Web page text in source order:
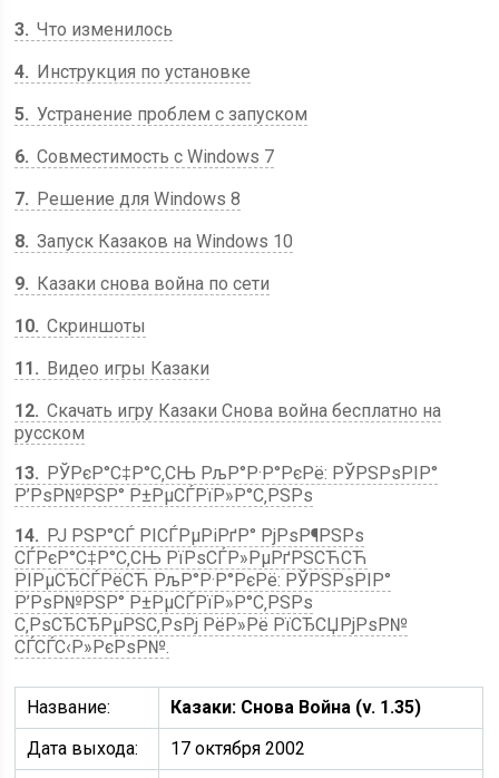
3 Что изменилось
4
Инструкция по установке
5 Устранение проблем с запуском
6 Совместимость с Windows 7
7
Решение для Windows 8
8 Запуск Казаков на Windows 10
9
Казаки снова война по сети
10 Скриншоты
11
Видео игры Казаки
12 Скачать игру Казаки Снова война бесплатно на
русском
13
РЎРєР°С‡Р°С‚СЊ РљР°Р·Р°РєРё: РЎРЅРѕРІР°
Р’РѕР№РЅР° Р±РµСЃРїР»Р°С‚РЅРѕ
14
РЈ РЅР°СЃ РІСЃРµРіРґР° РјРѕР¶РЅРѕ
СЃРєР°С‡Р°С‚СЊ РїРѕСЃР»РµРґРЅСЋСЋ
РІРµСЂСЃРёСЋ РљР°Р·Р°РєРё: РЎРЅРѕРІР°
Р’РѕР№РЅР° Р±РµСЃРїР»Р°С‚РЅРѕ
С‚РѕСЂСЂРµРЅС‚РѕРј РёР»Рё РїСЂСЏРјРѕР№
СЃСЃС‹Р»РєРѕР№.
Название:
Казаки: Снова Война (v. 1.35)
Дата выхода:
17 октября 2002